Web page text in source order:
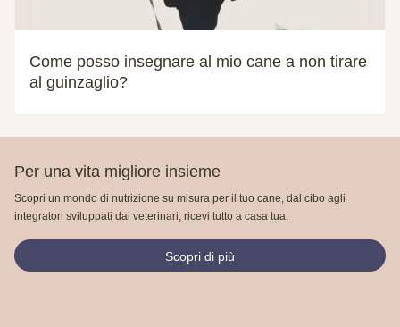
Come posso insegnare al mio cane a non tirare
al guinzaglio?
Per una vita migliore insieme
Scopri un mondo di nutrizione su misura per il tuo cane, dal cibo agli
integratori sviluppati dai veterinari, ricevi tutto a casa tua.
Scopri di più